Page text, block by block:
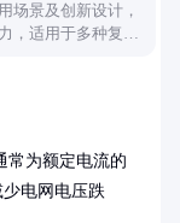
场景及创新设计，
，适用于多种复杂
常为额定电流的
电网电压跌